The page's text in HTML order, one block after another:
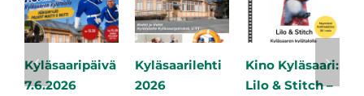
Kyläsaaripäivä
7.6.2026
Kyläsaarilehti
2026
Kino Kyläsaari:
Lilo & Stitch –